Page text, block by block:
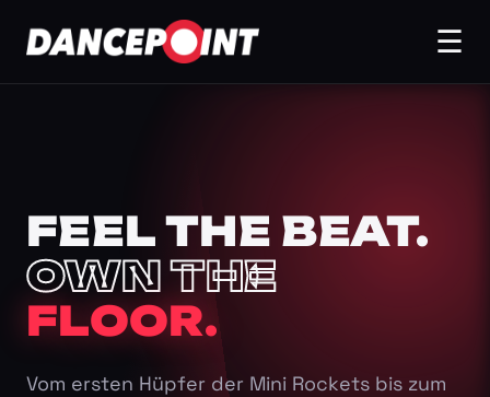
☰
FEEL THE BEAT.
OWN THE
FLOOR.
Vom ersten Hüpfer der Mini Rockets bis zum